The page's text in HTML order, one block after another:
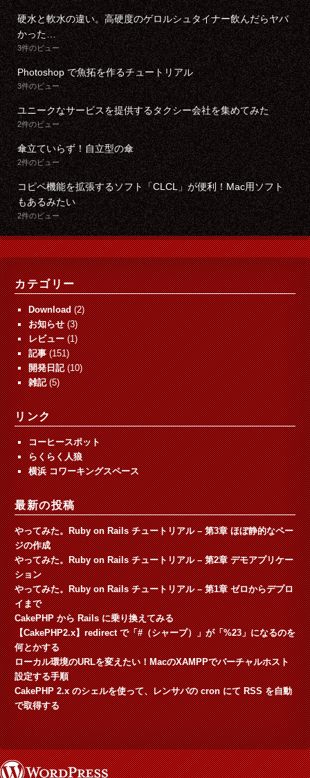
硬水と軟水の違い。高硬度のゲロルシュタイナー飲んだらヤバ
かった…
3件のビュー
Photoshop で魚拓を作るチュートリアル
3件のビュー
ユニークなサービスを提供するタクシー会社を集めてみた
2件のビュー
傘立ていらず！自立型の傘
2件のビュー
コピペ機能を拡張するソフト「CLCL」が便利！Mac用ソフト
もあるみたい
2件のビュー
カテゴリー
Download(2)
お知らせ(3)
レビュー(1)
記事(151)
開発日記(10)
雑記(5)
リンク
コーヒースポット
らくらく人狼
横浜 コワーキングスペース
最新の投稿
やってみた。Ruby on Rails チュートリアル – 第3章 ほぼ静的なペー
ジの作成
やってみた。Ruby on Rails チュートリアル – 第2章 デモアプリケー
ション
やってみた。Ruby on Rails チュートリアル – 第1章 ゼロからデプロ
イまで
CakePHP から Rails に乗り換えてみる
【CakePHP2.x】redirect で「#（シャープ）」が「%23」になるのを
何とかする
ローカル環境のURLを変えたい！MacのXAMPPでバーチャルホスト
設定する手順
CakePHP 2.x のシェルを使って、レンサバの cron にて RSS を自動
で取得する